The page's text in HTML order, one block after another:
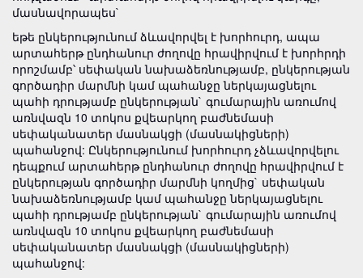
մասնավորապես`
եթե ընկերությունում ձևավորվել է խորհուրդ, ապա
արտահերթ ընդհանուր ժողովը հրավիրվում է խորհրդի
որոշմամբ՝ սեփական նախաձեռնությամբ, ընկերության
գործադիր մարմնի կամ պահանջը ներկայացնելու
պահի դրությամբ ընկերության` գումարային առումով
առնվազն 10 տոկոս քվեարկող բաժնեմասի
սեփականատեր մասնակցի (մասնակիցների)
պահանջով: Ընկերությունում խորհուրդ չձևավորվելու
դեպքում արտահերթ ընդհանուր ժողովը հրավիրվում է
ընկերության գործադիր մարմնի կողմից` սեփական
նախաձեռնությամբ կամ պահանջը ներկայացնելու
պահի դրությամբ ընկերության` գումարային առումով
առնվազն 10 տոկոս քվեարկող բաժնեմասի
սեփականատեր մասնակցի (մասնակիցների)
պահանջով: